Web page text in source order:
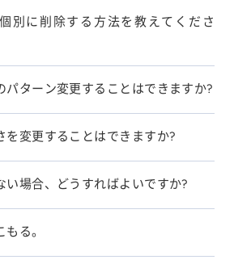
別に削除する方法を教えてくださ
パターン変更することはできますか?
を変更することはできますか?
い場合、どうすればよいですか?
る。